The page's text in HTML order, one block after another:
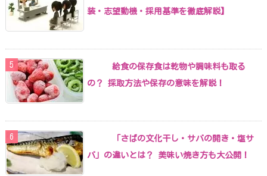
装・志望動機・採用基準を徹底解説】
給食の保存食は乾物や調味料も取る
の？ 採取方法や保存の意味を解説！
「さばの文化干し・サバの開き・塩サ
バ」の違いとは？ 美味い焼き方も大公開！